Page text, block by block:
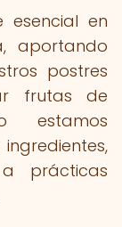
esencial en
aportando
postres
frutas de
estamos
prácticas